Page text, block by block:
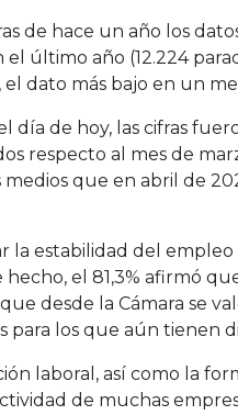
de hace un año los
último año (12.224
dato más bajo en un
día de hoy, las cifras
respecto al mes de
que en abril de
la estabilidad del
el 81,3% afirmó
desde la Cámara se
para los que aún tienen
laboral, así como la
de muchas